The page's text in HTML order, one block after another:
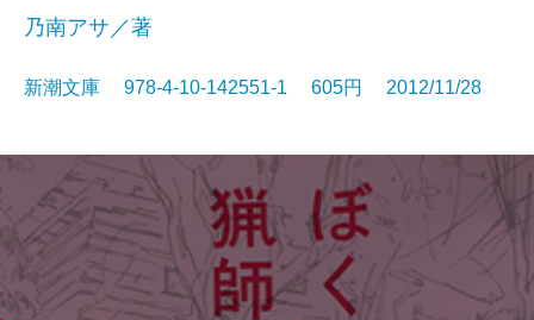
乃南アサ／著
新潮文庫 978-4-10-142551-1 605円 2012/11/28